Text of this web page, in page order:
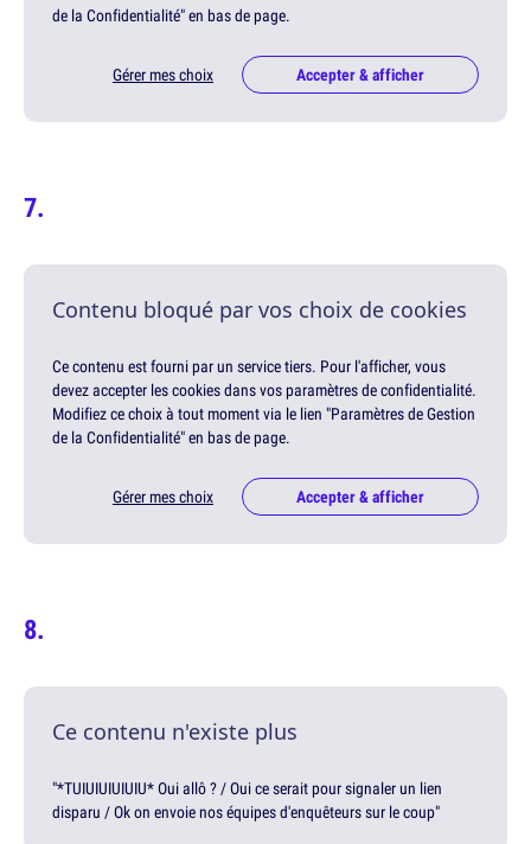
de la Confidentialité" en bas de page.
Gérer mes choix Accepter & afficher
Contenu bloqué par vos choix de cookies
Ce contenu est fourni par un service tiers. Pour l'afficher, vous
devez accepter les cookies dans vos paramètres de confidentialité.
Modifiez ce choix à tout moment via le lien "Paramètres de Gestion
de la Confidentialité" en bas de page.
Gérer mes choix Accepter & afficher
Ce contenu n'existe plus
"*TUIUIUIUIUIU* Oui allô ? / Oui ce serait pour signaler un lien
disparu / Ok on envoie nos équipes d'enquêteurs sur le coup"